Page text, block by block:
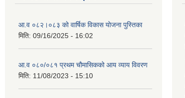
आ.व ०८२।०८३ को वार्षिक विकास योजना पुस्तिका
मिति: 09/16/2025 - 16:02
आ.व ०८०/०८१ प्रथम चौमासिकको आय व्याय विवरण
मिति: 11/08/2023 - 15:10